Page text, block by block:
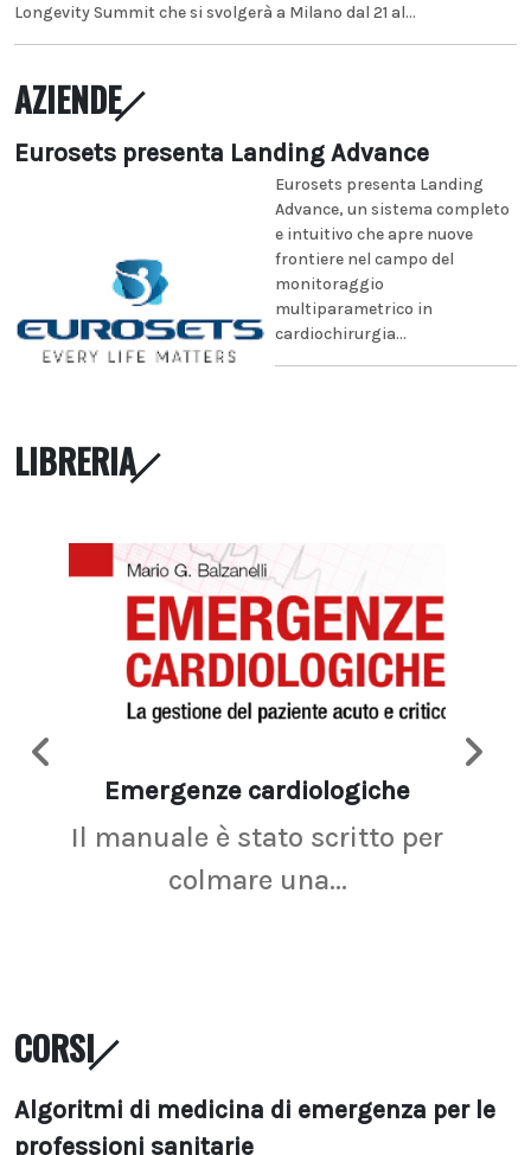
Longevity Summit che si svolgerà a Milano dal 21 al...
AZIENDE
Eurosets presenta Landing Advance
Eurosets presenta Landing
Advance, un sistema completo
e intuitivo che apre nuove
frontiere nel campo del
monitoraggio
multiparametrico in
cardiochirurgia...
LIBRERIA
Emergenze cardiologiche
Il manuale è stato scritto per
colmare una...
CORSI
Algoritmi di medicina di emergenza per le
professioni sanitarie